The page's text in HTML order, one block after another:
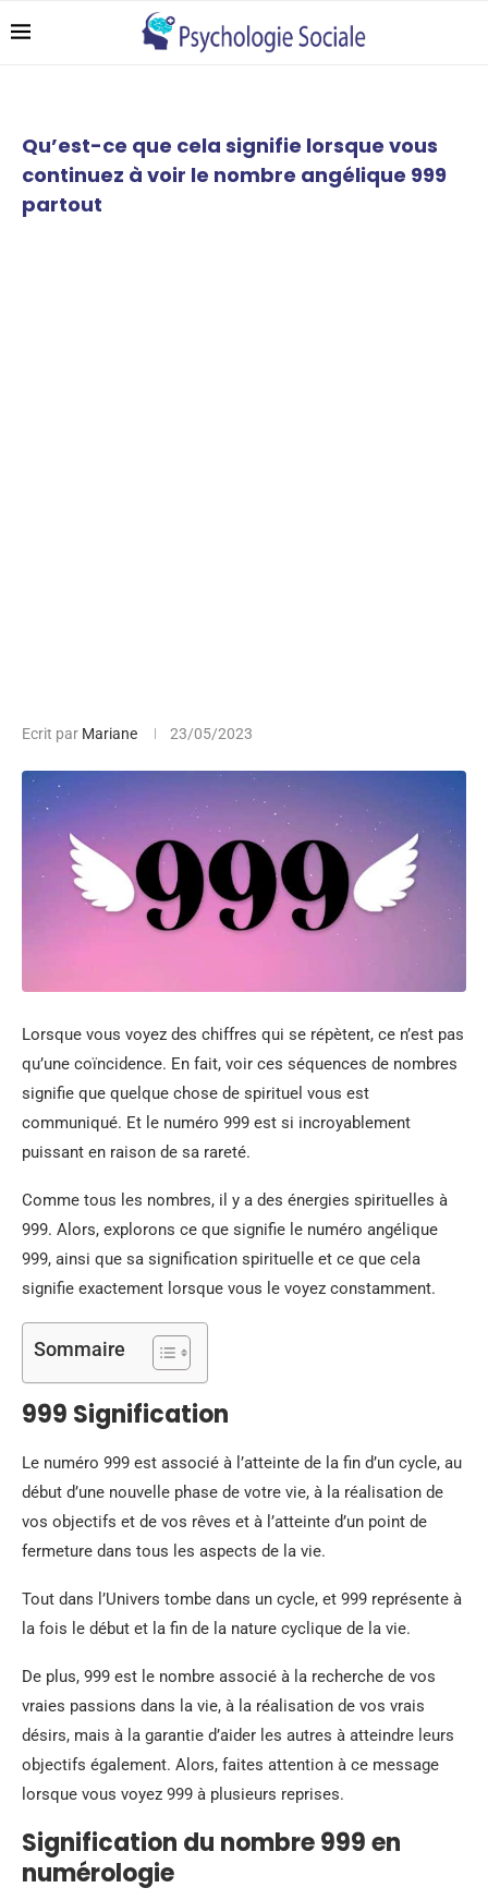
Qu’est-ce que cela signifie lorsque vous
continuez à voir le nombre angélique 999
partout
Ecrit par Mariane 23/05/2023
Lorsque vous voyez des chiffres qui se répètent, ce n’est pas
qu’une coïncidence. En fait, voir ces séquences de nombres
signifie que quelque chose de spirituel vous est
communiqué. Et le numéro 999 est si incroyablement
puissant en raison de sa rareté.
Comme tous les nombres, il y a des énergies spirituelles à
999. Alors, explorons ce que signifie le numéro angélique
999, ainsi que sa signification spirituelle et ce que cela
signifie exactement lorsque vous le voyez constamment.
Sommaire
999 Signification
Le numéro 999 est associé à l’atteinte de la fin d’un cycle, au
début d’une nouvelle phase de votre vie, à la réalisation de
vos objectifs et de vos rêves et à l’atteinte d’un point de
fermeture dans tous les aspects de la vie.
Tout dans l’Univers tombe dans un cycle, et 999 représente à
la fois le début et la fin de la nature cyclique de la vie.
De plus, 999 est le nombre associé à la recherche de vos
vraies passions dans la vie, à la réalisation de vos vrais
désirs, mais à la garantie d’aider les autres à atteindre leurs
objectifs également. Alors, faites attention à ce message
lorsque vous voyez 999 à plusieurs reprises.
Signification du nombre 999 en
numérologie